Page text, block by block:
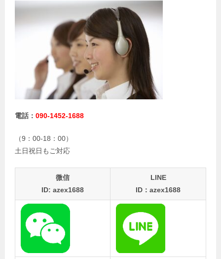
電話： 090-1452-1688
（9：00-18：00）
土日祝日もご対応
微信
ID: azex1688
LINE
ID：azex1688